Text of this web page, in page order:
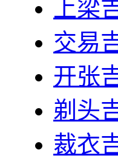
上梁
交易
开张
剃头
裁衣